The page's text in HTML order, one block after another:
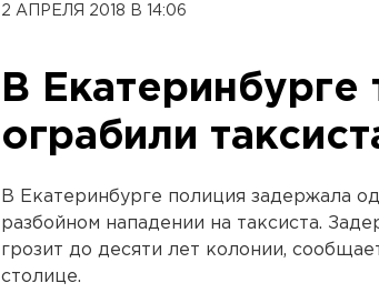
2 АПРЕЛЯ 2018 В 14:06
В
ограбили
В Екатеринбурге полиция задержала
разбойном нападении на таксиста.
грозит до десяти лет колонии,
столице.